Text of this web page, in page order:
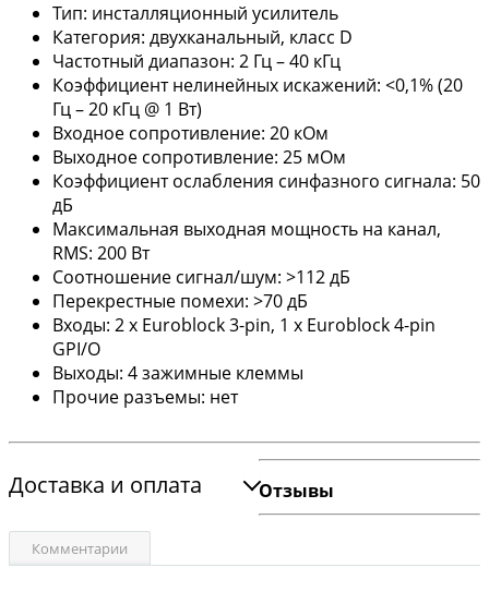
Тип: инсталляционный усилитель
Категория: двухканальный, класс D
Частотный диапазон: 2 Гц – 40 кГц
Коэффициент нелинейных искажений: <0,1% (20
Гц – 20 кГц @ 1 Вт)
Входное сопротивление: 20 кОм
Выходное сопротивление: 25 мОм
Коэффициент ослабления синфазного сигнала: 50
дБ
Максимальная выходная мощность на канал,
RMS: 200 Вт
Соотношение сигнал/шум: >112 дБ
Перекрестные помехи: >70 дБ
Входы: 2 х Euroblock 3-pin, 1 x Euroblock 4-pin
GPI/O
Выходы: 4 зажимные клеммы
Прочие разъемы: нет
Доставка и оплата Отзывы
Комментарии